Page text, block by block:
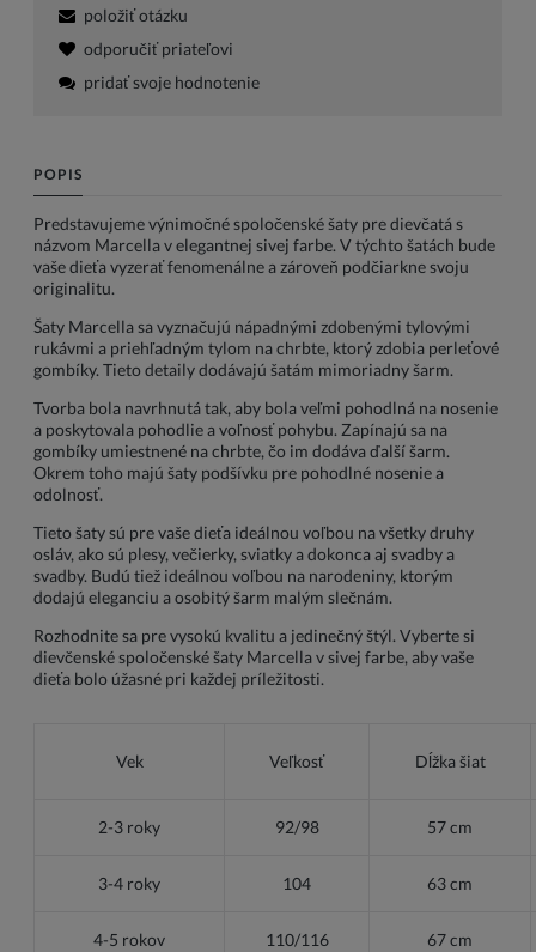
položiť otázku
odporučiť priateľovi
pridať svoje hodnotenie
POPIS
Predstavujeme výnimočné spoločenské šaty pre dievčatá s
názvom Marcella v elegantnej sivej farbe. V týchto šatách bude
vaše dieťa vyzerať fenomenálne a zároveň podčiarkne svoju
originalitu.
Šaty Marcella sa vyznačujú nápadnými zdobenými tylovými
rukávmi a priehľadným tylom na chrbte, ktorý zdobia perleťové
gombíky. Tieto detaily dodávajú šatám mimoriadny šarm.
Tvorba bola navrhnutá tak, aby bola veľmi pohodlná na nosenie
a poskytovala pohodlie a voľnosť pohybu. Zapínajú sa na
gombíky umiestnené na chrbte, čo im dodáva ďalší šarm.
Okrem toho majú šaty podšívku pre pohodlné nosenie a
odolnosť.
Tieto šaty sú pre vaše dieťa ideálnou voľbou na všetky druhy
osláv, ako sú plesy, večierky, sviatky a dokonca aj svadby a
svadby. Budú tiež ideálnou voľbou na narodeniny, ktorým
dodajú eleganciu a osobitý šarm malým slečnám.
Rozhodnite sa pre vysokú kvalitu a jedinečný štýl. Vyberte si
dievčenské spoločenské šaty Marcella v sivej farbe, aby vaše
dieťa bolo úžasné pri každej príležitosti.
Vek Veľkosť Dĺžka šiat
2-3 roky 92/98 57 cm
3-4 roky 104 63 cm
4-5 rokov 110/116 67 cm